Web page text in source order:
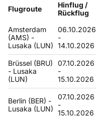
Flugroute
Hinflug /
Rückflug
Amsterdam
(AMS) -
Lusaka (LUN)
06.10.2026
-
14.10.2026
Brüssel (BRU)
- Lusaka
(LUN)
07.10.2026
-
15.10.2026
Berlin (BER) -
Lusaka (LUN)
07.10.2026
-
15.10.2026